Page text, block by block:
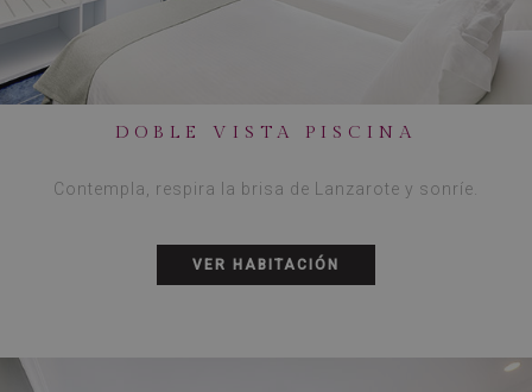
DOBLE VISTA PISCINA
Contempla, respira la brisa de Lanzarote y sonríe.
VER HABITACIÓN